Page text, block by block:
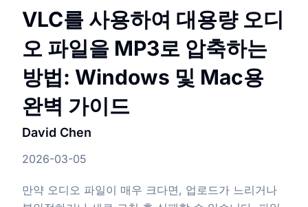
VLC를 사용하여 대용량 오디
오 파일을 MP3로 압축하는
방법: Windows 및 Mac용
완벽 가이드
David Chen
2026-03-05
만약 오디오 파일이 매우 크다면, 업로드가 느리거나